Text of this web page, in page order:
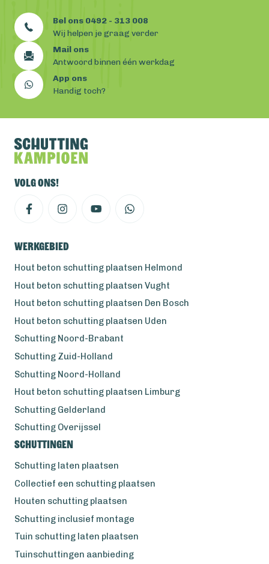
Bel ons 0492 - 313 008
Wij helpen je graag verder
Mail ons
Antwoord binnen één werkdag
App ons
Handig toch?
Volg ons!
Werkgebied
Hout beton schutting plaatsen Helmond
Hout beton schutting plaatsen Vught
Hout beton schutting plaatsen Den Bosch
Hout beton schutting plaatsen Uden
Schutting Noord-Brabant
Schutting Zuid-Holland
Schutting Noord-Holland
Hout beton schutting plaatsen Limburg
Schutting Gelderland
Schutting Overijssel
Schuttingen
Schutting laten plaatsen
Collectief een schutting plaatsen
Houten schutting plaatsen
Schutting inclusief montage
Tuin schutting laten plaatsen
Tuinschuttingen aanbieding